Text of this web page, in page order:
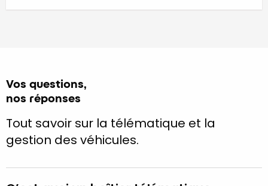
Vos questions,
nos réponses
Tout savoir sur la télématique et la
gestion des véhicules.